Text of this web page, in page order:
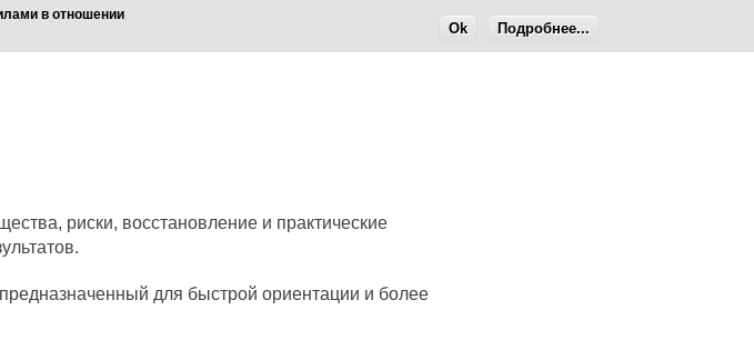
в отношении
Ok Подробнее...
риски, восстановление и практические
для быстрой ориентации и более